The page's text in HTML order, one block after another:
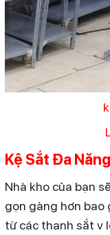
Kệ Sắt Đa Năng
Nhà kho của bạn
gọn gàng hơn bao
từ các thanh sắt v